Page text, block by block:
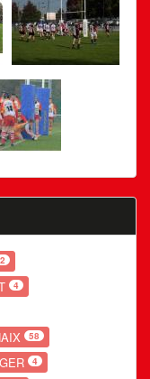
2
4
58
4